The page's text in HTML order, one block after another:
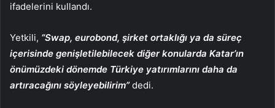
ifadelerini kullandı.
Yetkili, “Swap, eurobond, şirket ortaklığı ya da süreç
içerisinde genişletilebilecek diğer konularda Katar’ın
önümüzdeki dönemde Türkiye yatırımlarını daha da
artıracağını söyleyebilirim”dedi.